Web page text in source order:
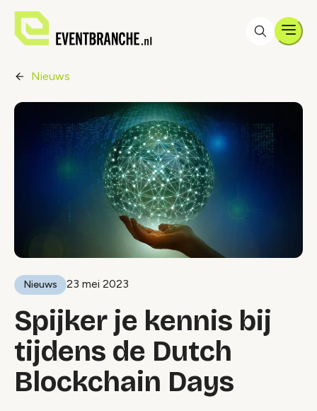
Nieuws
Nieuws 23 mei 2023
Spijker je kennis bij
tijdens de Dutch
Blockchain Days